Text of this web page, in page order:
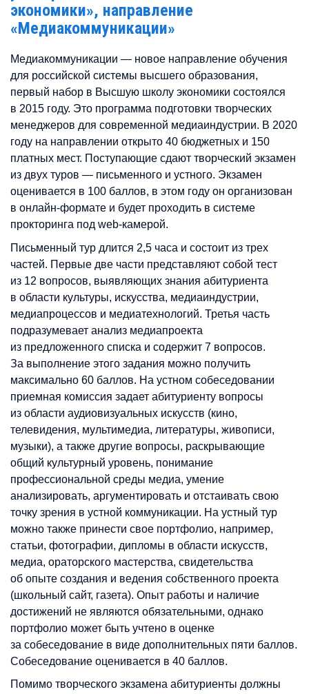
экономики», направление
«Медиакоммуникации»
Медиакоммуникации — новое направление обучения
для российской системы высшего образования,
первый набор в Высшую школу экономики состоялся
в 2015 году. Это программа подготовки творческих
менеджеров для современной медиаиндустрии. В 2020
году на направлении открыто 40 бюджетных и 150
платных мест. Поступающие сдают творческий экзамен
из двух туров — письменного и устного. Экзамен
оценивается в 100 баллов, в этом году он организован
в онлайн-формате и будет проходить в системе
прокторинга под web-камерой.
Письменный тур длится 2,5 часа и состоит из трех
частей. Первые две части представляют собой тест
из 12 вопросов, выявляющих знания абитуриента
в области культуры, искусства, медиаиндустрии,
медиапроцессов и медиатехнологий. Третья часть
подразумевает анализ медиапроекта
из предложенного списка и содержит 7 вопросов.
За выполнение этого задания можно получить
максимально 60 баллов. На устном собеседовании
приемная комиссия задает абитуриенту вопросы
из области аудиовизуальных искусств (кино,
телевидения, мультимедиа, литературы, живописи,
музыки), а также другие вопросы, раскрывающие
общий культурный уровень, понимание
профессиональной среды медиа, умение
анализировать, аргументировать и отстаивать свою
точку зрения в устной коммуникации. На устный тур
можно также принести свое портфолио, например,
статьи, фотографии, дипломы в области искусств,
медиа, ораторского мастерства, свидетельства
об опыте создания и ведения собственного проекта
(школьный сайт, газета). Опыт работы и наличие
достижений не являются обязательными, однако
портфолио может быть учтено в оценке
за собеседование в виде дополнительных пяти баллов.
Собеседование оценивается в 40 баллов.
Помимо творческого экзамена абитуриенты должны